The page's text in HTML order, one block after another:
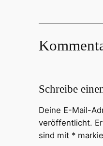
Schreibe
Deine E-Mail-
veröffentlicht.
sind mit *